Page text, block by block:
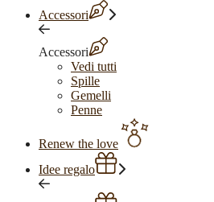
Accessori
Accessori
Vedi tutti
Spille
Gemelli
Penne
Renew the love
Idee regalo